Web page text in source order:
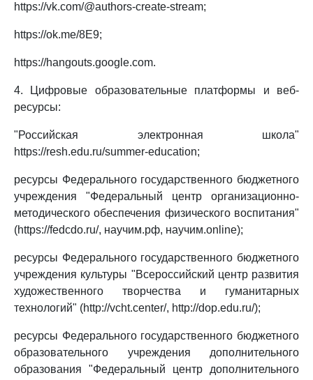
https://vk.com/@authors-create-stream;
https://ok.me/8E9;
https://hangouts.google.com.
4. Цифровые образовательные платформы и веб-
ресурсы:
"Российская электронная школа"
https://resh.edu.ru/summer-education;
ресурсы Федерального государственного бюджетного
учреждения "Федеральный центр организационно-
методического обеспечения физического воспитания"
(https://fedcdo.ru/, научим.рф, научим.online);
ресурсы Федерального государственного бюджетного
учреждения культуры "Всероссийский центр развития
художественного творчества и гуманитарных
технологий" (http://vcht.center/, http://dop.edu.ru/);
ресурсы Федерального государственного бюджетного
образовательного учреждения дополнительного
образования "Федеральный центр дополнительного